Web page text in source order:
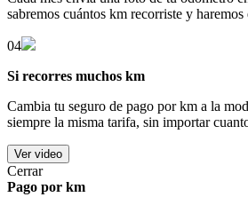
sabremos cuántos km recorriste y
04
Si recorres muchos km
Cambia tu seguro de pago por km a la
siempre la misma tarifa, sin importar
Ver video
Cerrar
Pago por km